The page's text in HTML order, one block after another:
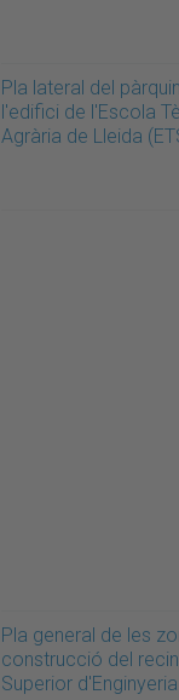
Pla lateral del
l'edifici de l'Escola
Agrària de Lleida
Pla general de les
construcció del
Superior